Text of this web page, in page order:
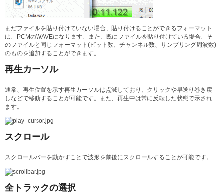
まだファイルを貼り付けていない場合、貼り付けることができるフォーマット
は、PCMのWAVEになります。また、既にファイルを貼り付けている場合、そ
のファイルと同じフォーマット(ビット数、チャンネル数、サンプリング周波数)
のものを追加することができます。
再生カーソル
通常、再生位置を示す再生カーソルは点滅しており、クリックや早送り巻き戻
しなどで移動することが可能です。また、再生中は常に反転した状態で示され
ます。
スクロール
スクロールバーを動かすことで波形を前後にスクロールすることが可能です。
全トラックの選択